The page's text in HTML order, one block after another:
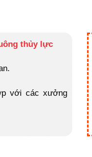
thủy lực
với các xưởng